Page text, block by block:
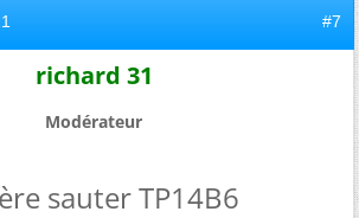
#7
richard 31
Modérateur
sauter TP14B6